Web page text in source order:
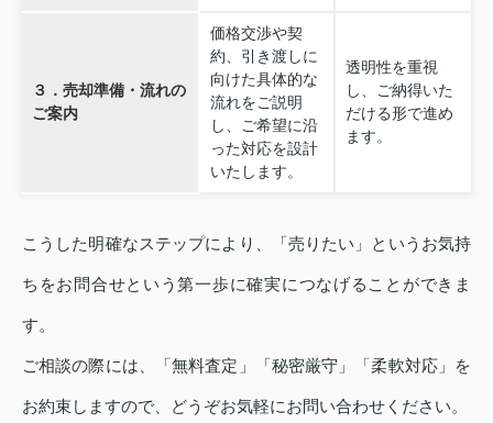
３．売却準備・流れの
ご案内
価格交渉や契
約、引き渡しに
向けた具体的な
流れをご説明
し、ご希望に沿
った対応を設計
いたします。
透明性を重視
し、ご納得いた
だける形で進め
ます。
こうした明確なステップにより、「売りたい」というお気持
ちをお問合せという第一歩に確実につなげることができま
す。
ご相談の際には、「無料査定」「秘密厳守」「柔軟対応」を
お約束しますので、どうぞお気軽にお問い合わせください。